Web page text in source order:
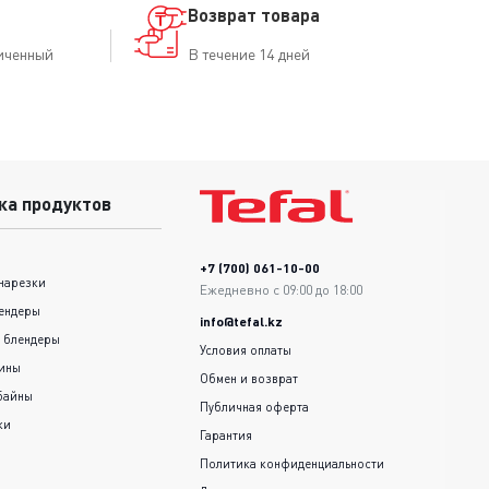
Возврат товара
В течение 14 дней
продуктов
блендеры
+7 (700) 061-10-00
Ежедневно с 09:00 до 18:00
info@tefal.kz
Условия оплаты
Обмен и возврат
Публичная оферта
Гарантия
Политика конфиденциальности